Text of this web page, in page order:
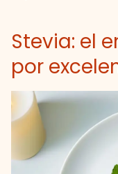
Stevia: el
por